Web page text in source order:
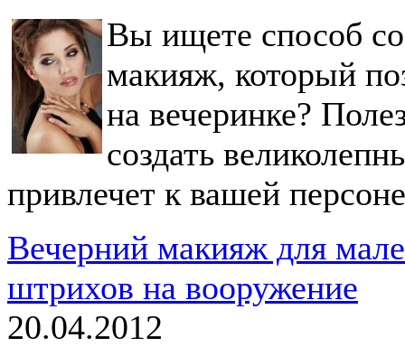
Вы ищете способ
макияж, который
на вечеринке?
создать
привлечет к вашей
Вечерний макияж для
штрихов на вооружение
20.04.2012